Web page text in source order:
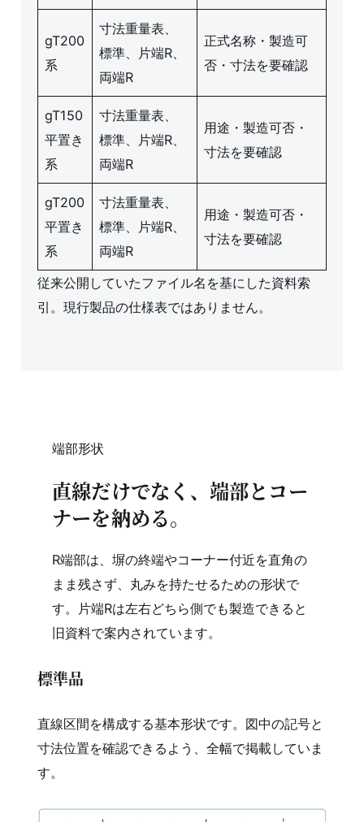
gT200
系
寸法重量表、
標準、片端R、
両端R
正式名称・製造可
否・寸法を要確認
gT150
平置き
系
寸法重量表、
標準、片端R、
両端R
用途・製造可否・
寸法を要確認
gT200
平置き
系
寸法重量表、
標準、片端R、
両端R
用途・製造可否・
寸法を要確認
従来公開していたファイル名を基にした資料索
引。現行製品の仕様表ではありません。
端部形状
直線だけでなく、端部とコー
ナーを納める。
R端部は、塀の終端やコーナー付近を直角の
まま残さず、丸みを持たせるための形状で
す。片端Rは左右どちら側でも製造できると
旧資料で案内されています。
標準品
直線区間を構成する基本形状です。図中の記号と
寸法位置を確認できるよう、全幅で掲載していま
す。